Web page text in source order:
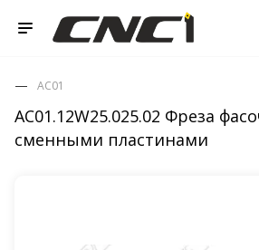
AC01.12W25.025.02 Фреза
сменными пластинами
AC01